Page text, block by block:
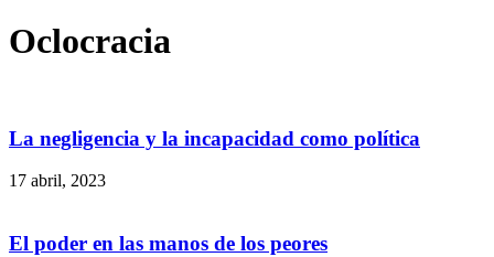
Oclocracia
La negligencia y la incapacidad como política
17 abril, 2023
El poder en las manos de los peores